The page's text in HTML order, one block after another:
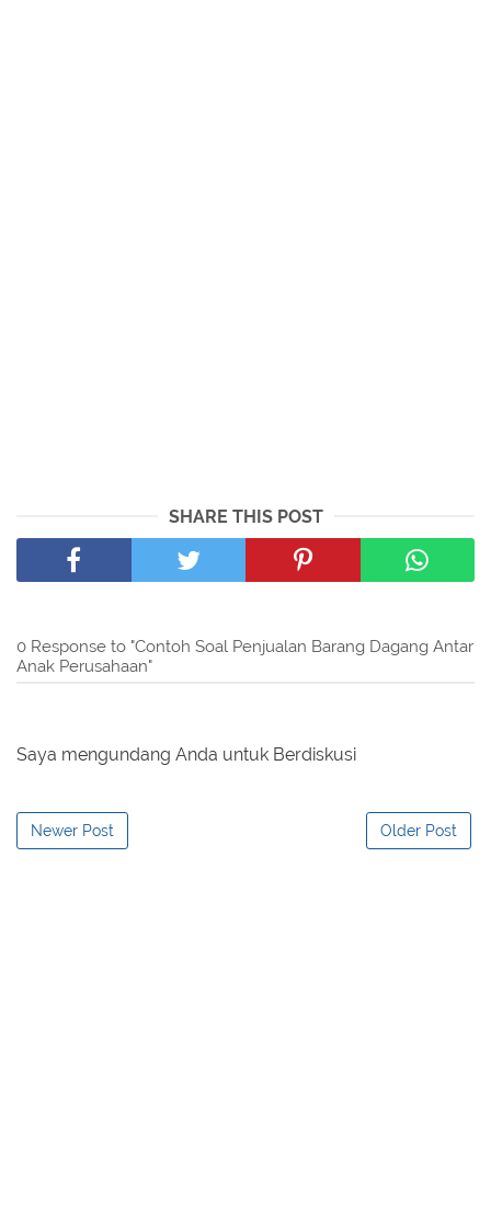
SHARE THIS POST
0 Response to "Contoh Soal Penjualan Barang Dagang Antar
Anak Perusahaan"
Saya mengundang Anda untuk Berdiskusi
Newer Post Older Post